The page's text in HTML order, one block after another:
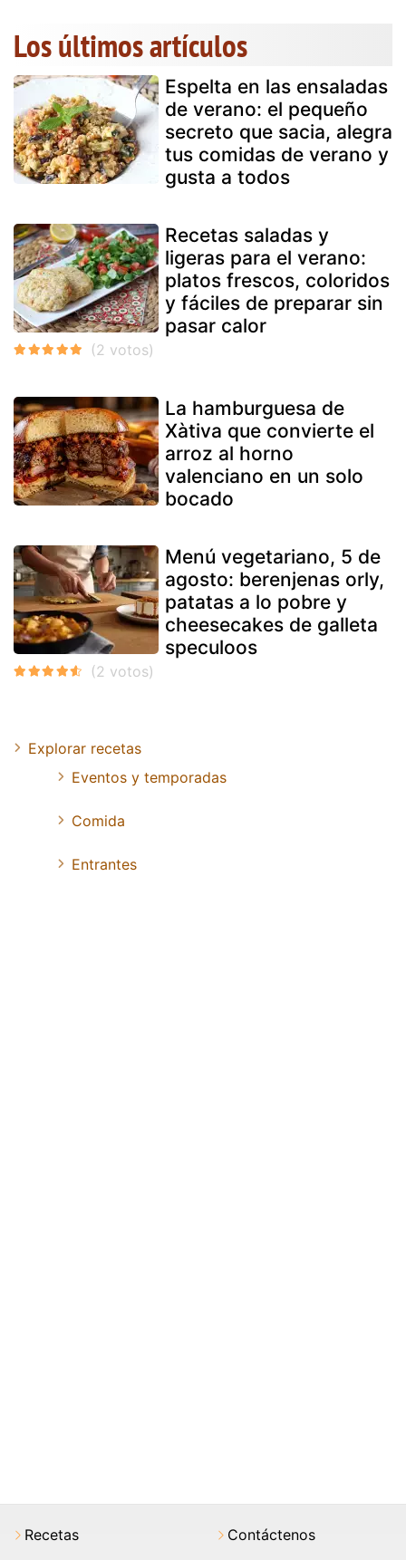
Los últimos artículos
Espelta en las ensaladas
de verano: el pequeño
secreto que sacia, alegra
tus comidas de verano y
gusta a todos
Recetas saladas y
ligeras para el verano:
platos frescos, coloridos
y fáciles de preparar sin
pasar calor
La hamburguesa de
Xàtiva que convierte el
arroz al horno
valenciano en un solo
bocado
Menú vegetariano, 5 de
agosto: berenjenas orly,
patatas a lo pobre y
cheesecakes de galleta
speculoos
Explorar recetas
Eventos y temporadas
Comida
Entrantes
Recetas
Contáctenos